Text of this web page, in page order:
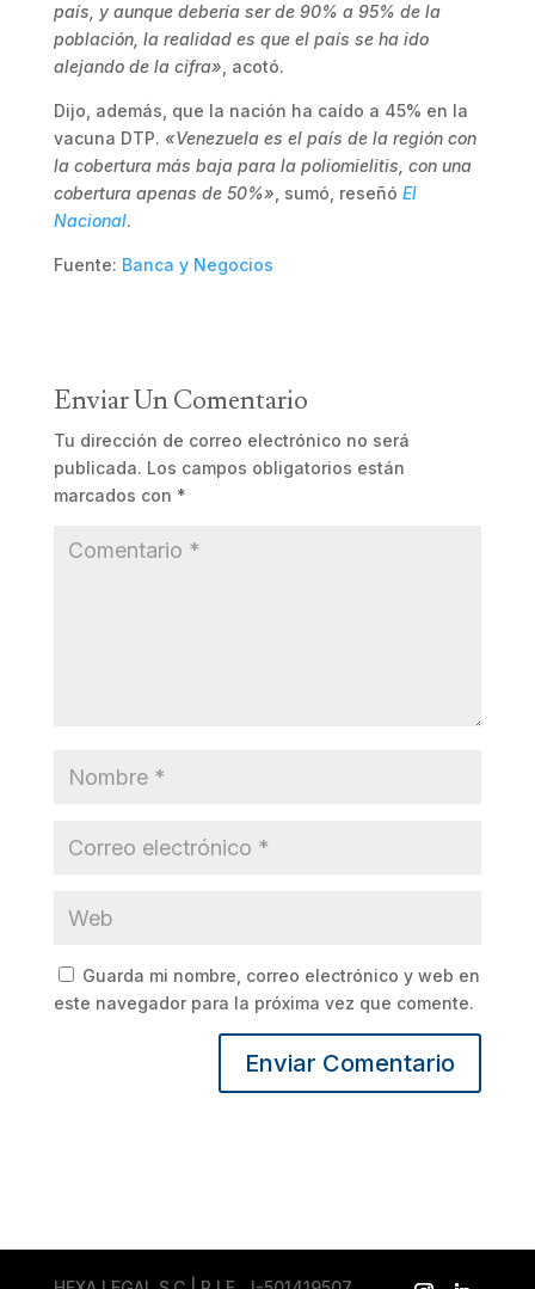
país, y aunque debería ser de 90% a 95% de la
población, la realidad es que el país se ha ido
alejando de la cifra» , acotó.
Dijo, además, que la nación ha caído a 45% en la
vacuna DTP. «Venezuela es el país de la región con
la cobertura más baja para la poliomielitis, con una
cobertura apenas de 50%» , sumó, reseñó El
Nacional.
Fuente: Banca y Negocios
Enviar Un Comentario
Tu dirección de correo electrónico no será
publicada. Los campos obligatorios están
marcados con *
Guarda mi nombre, correo electrónico y web en
este navegador para la próxima vez que comente.